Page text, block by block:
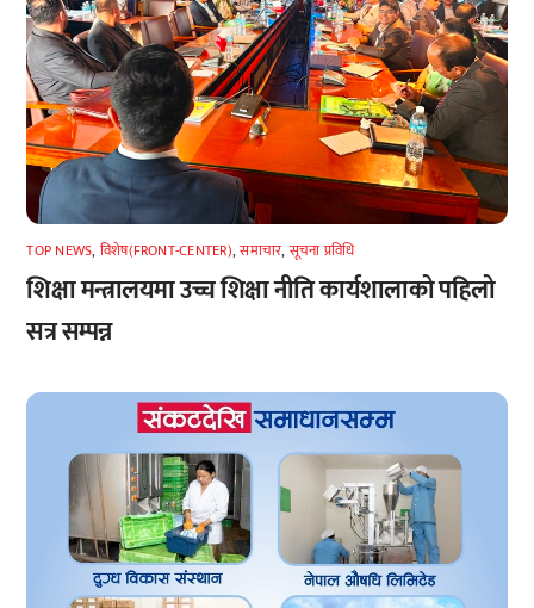
TOP NEWS, विशेष(FRONT-CENTER),समाचार, सूचना प्रविधि
शिक्षा मन्त्रालयमा उच्च शिक्षा नीति कार्यशालाको पहिलो
सत्र सम्पन्न